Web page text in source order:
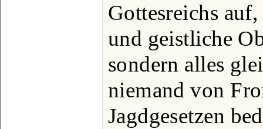
Gottesreichs
und geistliche
sondern alles
niemand von
Jagdgesetzen